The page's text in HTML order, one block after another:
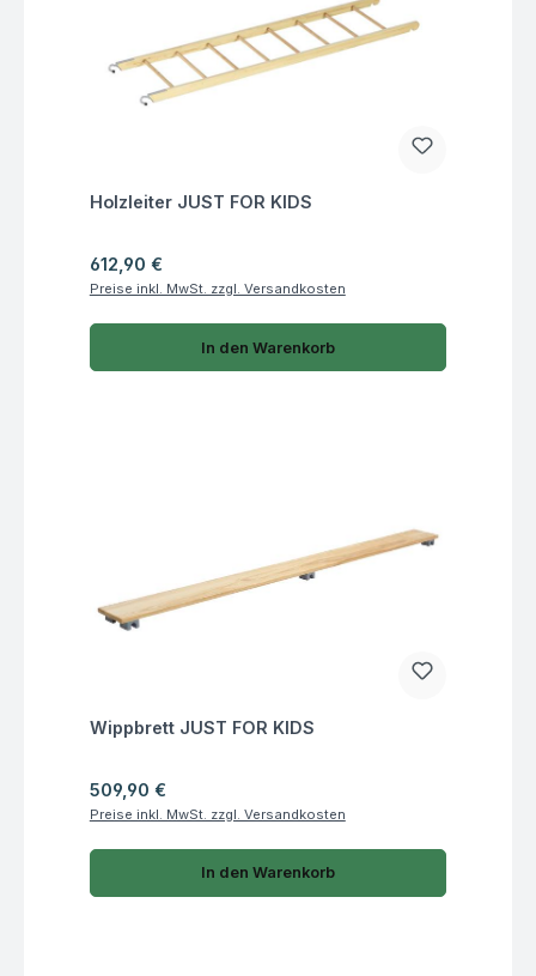
Fragen zum Artikel
Holzleiter JUST FOR KIDS
Regulärer Preis:
612,90 €
Preise inkl. MwSt. zzgl. Versandkosten
In den Warenkorb
Fragen zum Artikel
Wippbrett JUST FOR KIDS
Regulärer Preis:
509,90 €
Preise inkl. MwSt. zzgl. Versandkosten
In den Warenkorb